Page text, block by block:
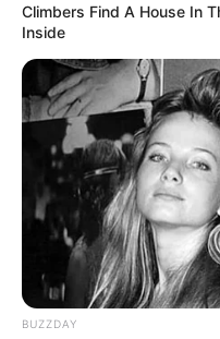
Climbers Find A House In
Inside
BUZZDAY